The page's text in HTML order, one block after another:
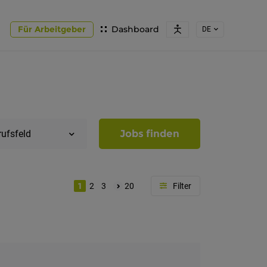
Dashboard
Für Arbeitgeber DE
Jobs finden
1 2 3 20